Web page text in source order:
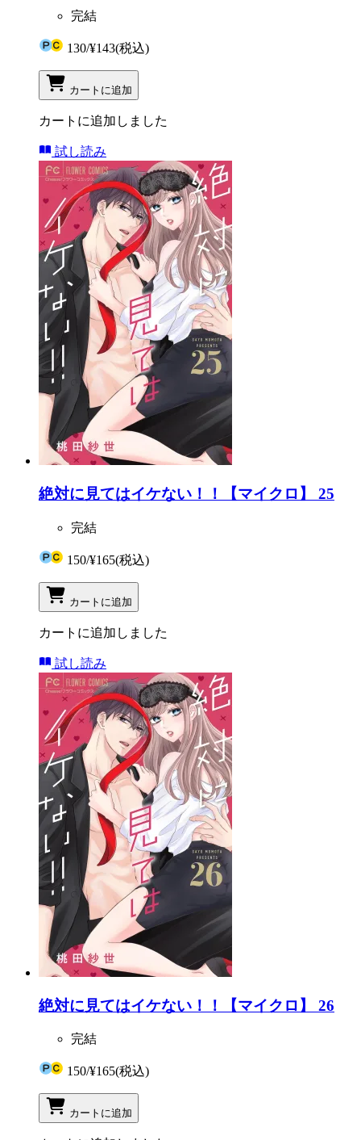
完結
130/¥143(税込)
カートに追加
カートに追加しました
試し読み
絶対に見てはイケない！！【マイクロ】 25
完結
150/¥165(税込)
カートに追加
カートに追加しました
試し読み
絶対に見てはイケない！！【マイクロ】 26
完結
150/¥165(税込)
カートに追加